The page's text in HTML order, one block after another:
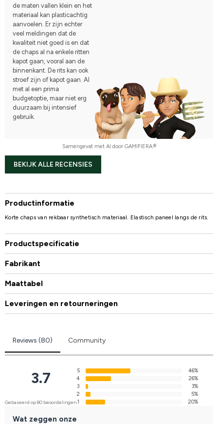
de maten vallen klein en het
materiaal kan plasticachtig
aanvoelen. Er zijn echter
veel meldingen dat de
kwaliteit niet goed is en dat
de chaps al na enkele ritten
kapot gaan, vooral aan de
binnenkant. De rits kan ook
stroef zijn of kapot gaan. Al
met al een prima
budgetoptie, maar niet erg
duurzaam bij intensief
gebruik.
Samengevat met AI door GAMIFIERA.®
BEKIJK ALLE RECENSIES
Productinformatie
Korte chaps van rekbaar synthetisch materiaal. Elastisch paneel langs de rits.
Productspecificatie
Fabrikant
Maattabel
Leveringen en retourneringen
Reviews (80) Community
3.7
Gebaseerd op 80 beoordelingen
5
46%
4
26%
3
3%
2
5%
1
20%
Wat zeggen onze